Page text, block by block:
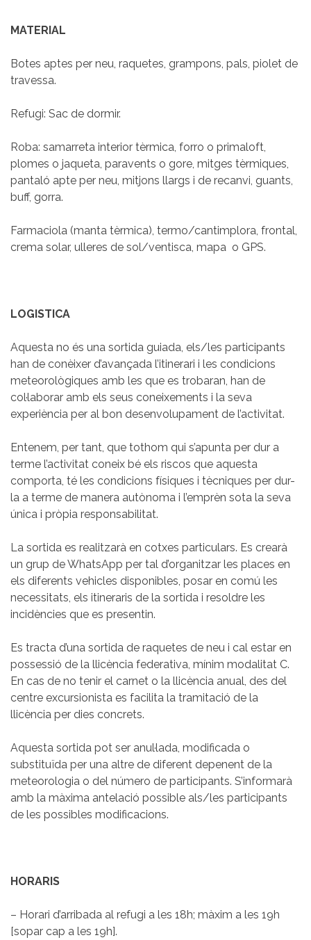
MATERIAL
Botes aptes per neu, raquetes, grampons, pals, piolet de
travessa.
Refugi: Sac de dormir.
Roba: samarreta interior tèrmica, forro o primaloft,
plomes o jaqueta, paravents o gore, mitges tèrmiques,
pantaló apte per neu, mitjons llargs i de recanvi, guants,
buff, gorra.
Farmaciola (manta tèrmica), termo/cantimplora, frontal,
crema solar, ulleres de sol/ventisca, mapa o GPS.
LOGISTICA
Aquesta no és una sortida guiada, els/les participants
han de conèixer d’avançada l’itinerari i les condicions
meteorològiques amb les que es trobaran, han de
col·laborar amb els seus coneixements i la seva
experiència per al bon desenvolupament de l’activitat.
Entenem, per tant, que tothom qui s’apunta per dur a
terme l’activitat coneix bé els riscos que aquesta
comporta, té les condicions físiques i tècniques per dur-
la a terme de manera autònoma i l’emprèn sota la seva
única i pròpia responsabilitat.
La sortida es realitzarà en cotxes particulars. Es crearà
un grup de WhatsApp per tal d’organitzar les places en
els diferents vehicles disponibles, posar en comú les
necessitats, els itineraris de la sortida i resoldre les
incidències que es presentin.
Es tracta d’una sortida de raquetes de neu i cal estar en
possessió de la llicència federativa, mínim modalitat C.
En cas de no tenir el carnet o la llicència anual, des del
centre excursionista es facilita la tramitació de la
llicència per dies concrets.
Aquesta sortida pot ser anul·lada, modificada o
substituïda per una altre de diferent depenent de la
meteorologia o del número de participants. S’informarà
amb la màxima antelació possible als/les participants
de les possibles modificacions.
HORARIS
– Horari d’arribada al refugi a les 18h; màxim a les 19h
[sopar cap a les 19h].